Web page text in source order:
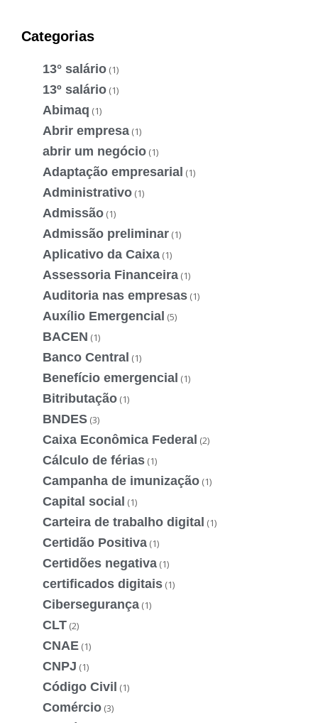
Categorias
13° salário (1)
13º salário (1)
Abimaq (1)
Abrir empresa (1)
abrir um negócio (1)
Adaptação empresarial (1)
Administrativo (1)
Admissão (1)
Admissão preliminar (1)
Aplicativo da Caixa (1)
Assessoria Financeira (1)
Auditoria nas empresas (1)
Auxílio Emergencial (5)
BACEN (1)
Banco Central (1)
Benefício emergencial (1)
Bitributação (1)
BNDES (3)
Caixa Econômica Federal (2)
Cálculo de férias (1)
Campanha de imunização (1)
Capital social (1)
Carteira de trabalho digital (1)
Certidão Positiva (1)
Certidões negativa (1)
certificados digitais (1)
Cibersegurança (1)
CLT (2)
CNAE (1)
CNPJ (1)
Código Civil (1)
Comércio (3)